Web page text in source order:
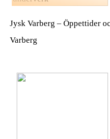
Jysk Varberg – Öppettider
Varberg